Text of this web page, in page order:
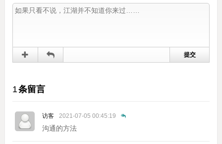
1条留言
访客 2021-07-05 00:45:19
沟通的方法